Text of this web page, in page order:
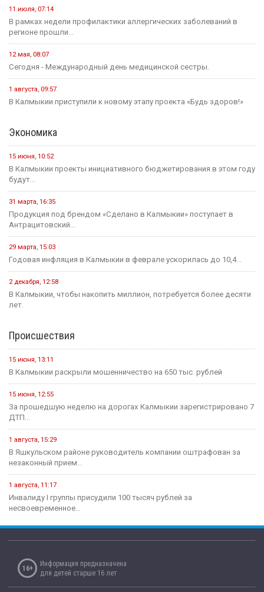
11 июля, 07:14
В рамках недели профилактики аллергических заболеваний в
регионе прошли...
12 мая, 08:07
Сегодня - Международный день медицинской сестры.
1 августа, 09:57
В Калмыкии приступили к новому этапу проекта «Будь здоров!»
Экономика
15 июня, 10:52
В Калмыкии проекты инициативного бюджетирования в этом году
будут...
31 марта, 16:35
Продукция под брендом «Сделано в Калмыкии» поступает в
Антрацитовский...
29 марта, 15:03
Годовая инфляция в Калмыкии в феврале ускорилась до 10,4...
2 декабря, 12:58
В Калмыкии, чтобы накопить миллион, потребуется более десяти
лет.
Происшествия
15 июня, 13:11
В Калмыкии раскрыли мошенничество на 650 тыс. рублей
15 июня, 12:55
За прошедшую неделю на дорогах Калмыкии зарегистрировано 7
ДТП...
1 августа, 15:29
В Яшкульском районе руководитель компании оштрафован за
незаконный прием...
1 августа, 11:17
Инвалиду I группы присудили 100 тысяч рублей за
несвоевременное...
16+
Информация предназначена
для детей старше 16 лет